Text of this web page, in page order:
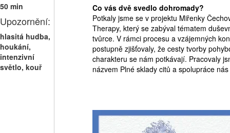
50 min
Upozornění:
hlasitá hudba,
houkání,
intenzivní
světlo, kouř
Co vás dvě svedlo dohromady?
Potkaly jsme se v projektu Miřenky
Therapy, který se zabýval tématem
tvůrce. V rámci procesu a vzájemných
postupně zjišťovaly, že cesty tvorby
charakteru se nám potkávají. Pracovaly
názvem Plné sklady citů a spolupráce